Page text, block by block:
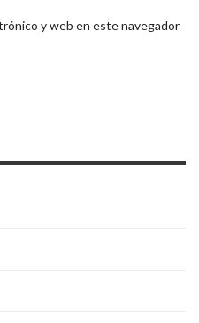
y web en este navegador